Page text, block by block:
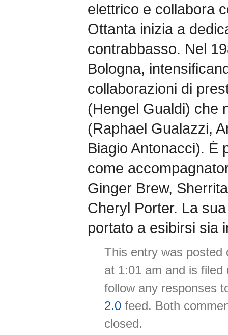
elettrico e collabora
Ottanta inizia a
contrabbasso. Nel
Bologna,
collaborazioni di
(Hengel Gualdi) che
(Raphael Gualazzi,
Biagio Antonacci). È
come
Ginger Brew,
Cheryl Porter. La
portato a esibirsi sia
This entry was posted
at 1:01 am and is
follow any responses
2.0 feed. Both
closed.